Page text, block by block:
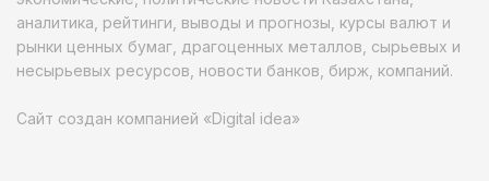
аналитика, рейтинги, выводы и прогнозы, курсы валют и
рынки ценных бумаг, драгоценных металлов, сырьевых и
несырьевых ресурсов, новости банков, бирж, компаний.
Сайт создан компанией «Digital idea»